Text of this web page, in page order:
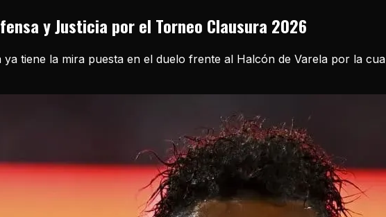
y Justicia por el Torneo Clausura 2026
tiene la mira puesta en el duelo frente al Halcón de Varela por la